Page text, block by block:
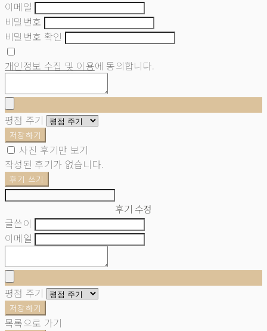
이메일
비밀번호
비밀번호 확인
개인정보 수집 및 이용에 동의합니다.
평점 주기
저장하기
사진 후기만 보기
작성된 후기가 없습니다.
후기 쓰기
후기 수정
글쓴이
이메일
평점 주기
저장하기
목록으로 가기